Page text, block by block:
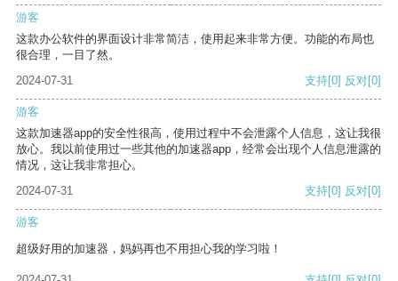
游客
这款办公软件的界面设计非常简洁，使用起来非常方便。功能的布局也
很合理，一目了然。
2024-07-31
支持[0] 反对[0]
游客
这款加速器app的安全性很高，使用过程中不会泄露个人信息，这让我很
放心。我以前使用过一些其他的加速器app，经常会出现个人信息泄露的
情况，这让我非常担心。
2024-07-31
支持[0] 反对[0]
游客
超级好用的加速器，妈妈再也不用担心我的学习啦！